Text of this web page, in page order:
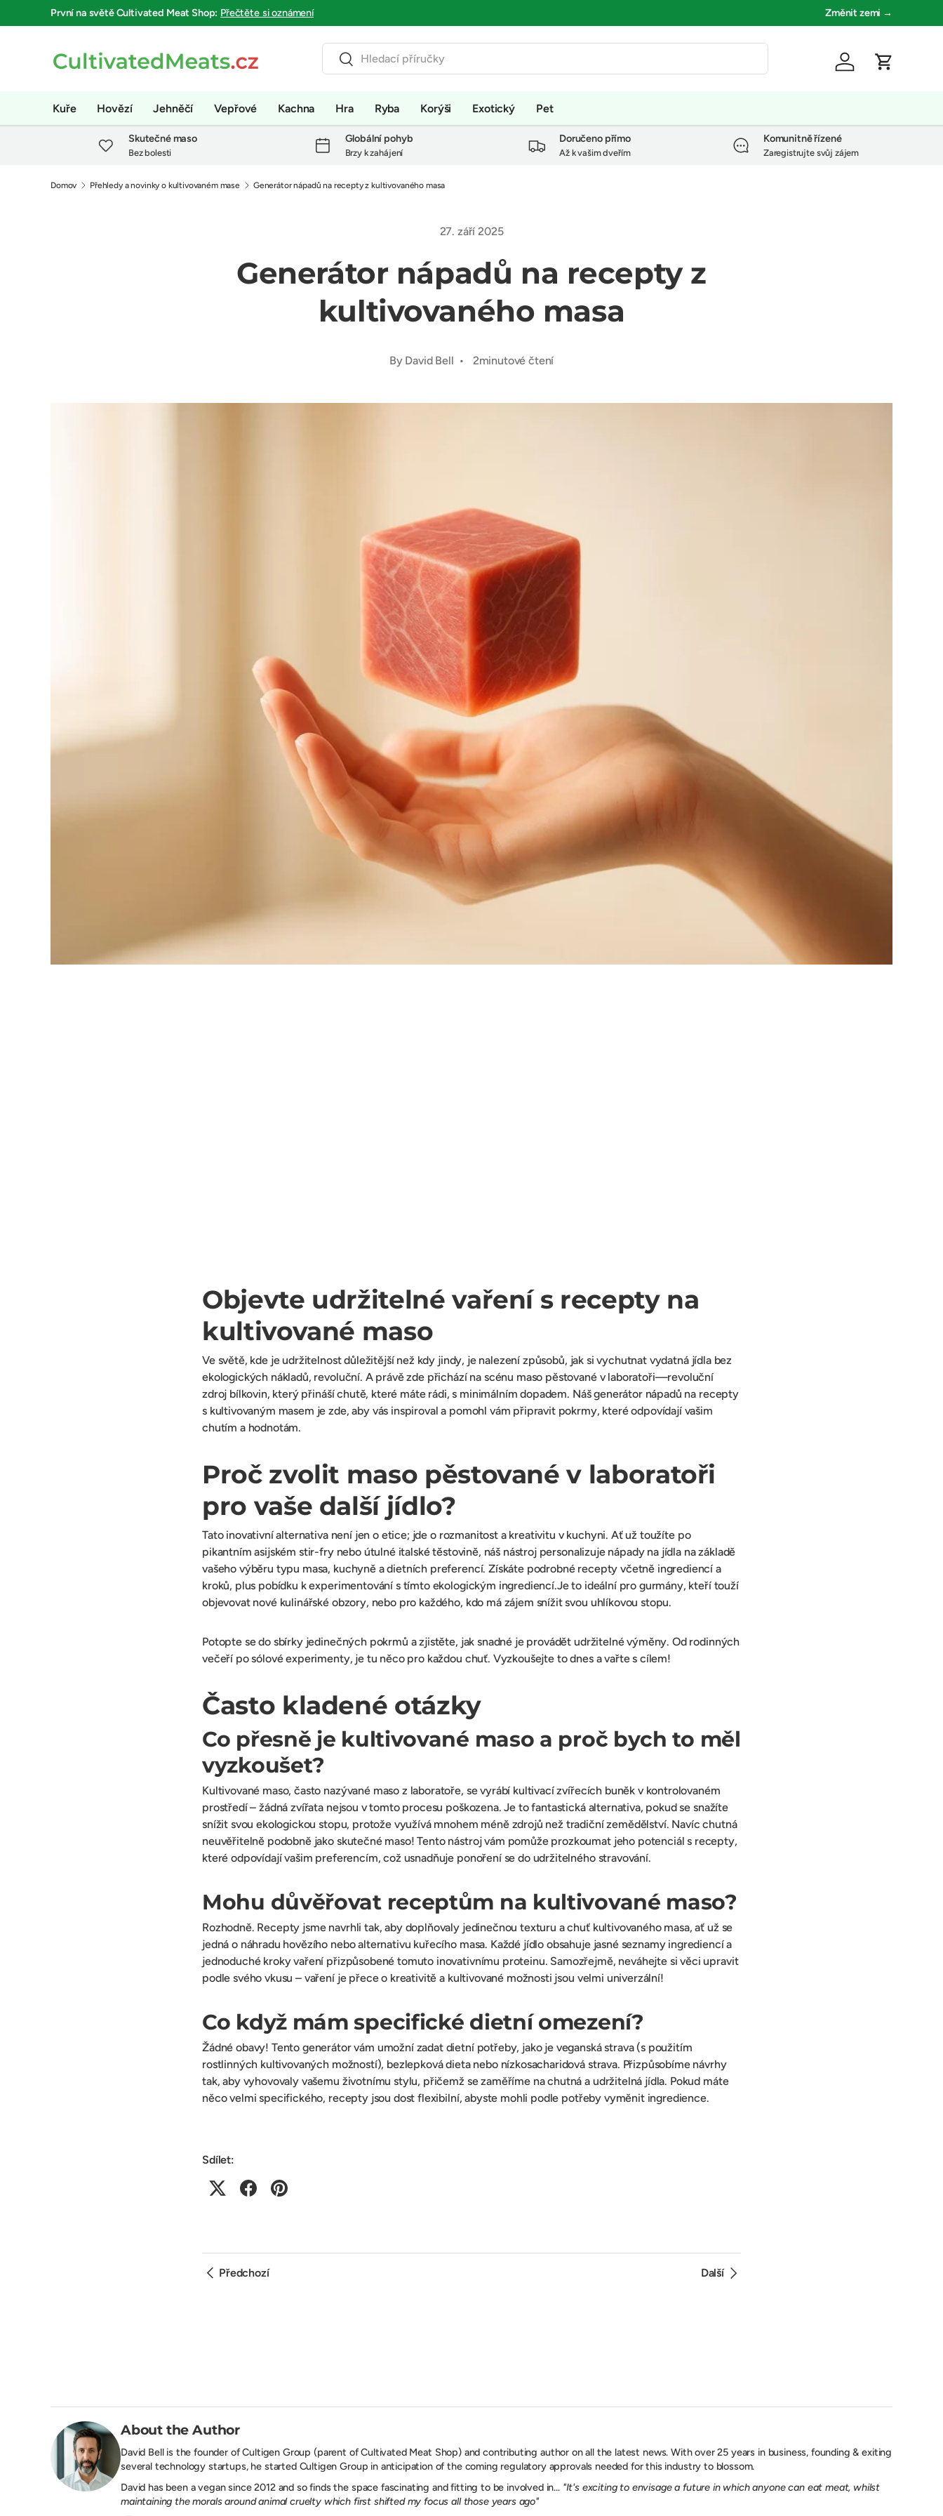
Přejít na obsah
První na světěCultivated Meat Shop: Přečtěte si oznámení Změnit zemi →
Hledat
Hledat
Přihlásit seKošík
Kuře Hovězí Jehněčí Vepřové Kachna Hra Ryba Korýši Exotický Pet
Skutečné maso
Bez bolesti
Globální pohyb
Brzy k zahájení
Doručeno přímo
Až k vašim dveřím
Komunitně řízené
Zaregistrujte svůj zájem
Domov Přehledy a novinky o kultivovaném mase Generátor nápadů na recepty z kultivovaného masa
27. září 2025
Generátor nápadů na recepty z
kultivovaného masa
By David Bell • 2minutové čtení
Objevte udržitelné vaření s recepty na
kultivované maso
Ve světě, kde je udržitelnost důležitější než kdy jindy, je nalezení způsobů, jak si vychutnat vydatná jídla bez
ekologických nákladů, revoluční. A právě zde přichází na scénu maso pěstované v laboratoři—revoluční
zdroj bílkovin, který přináší chutě, které máte rádi, s minimálním dopadem. Náš generátor nápadů na recepty
s kultivovaným masem je zde, aby vás inspiroval a pomohl vám připravit pokrmy, které odpovídají vašim
chutím a hodnotám.
Proč zvolit maso pěstované v laboratoři
pro vaše další jídlo?
Tato inovativní alternativa není jen o etice; jde o rozmanitost a kreativitu v kuchyni. Ať už toužíte po
pikantním asijském stir-fry nebo útulné italské těstovině, náš nástroj personalizuje nápady na jídla na základě
vašeho výběru typu masa, kuchyně a dietních preferencí. Získáte podrobné recepty včetně ingrediencí a
kroků, plus pobídku k experimentování s tímto ekologickým ingrediencí.Je to ideální pro gurmány, kteří touží
objevovat nové kulinářské obzory, nebo pro každého, kdo má zájem snížit svou uhlíkovou stopu.
Potopte se do sbírky jedinečných pokrmů a zjistěte, jak snadné je provádět udržitelné výměny. Od rodinných
večeří po sólové experimenty, je tu něco pro každou chuť. Vyzkoušejte to dnes a vařte s cílem!
Často kladené otázky
Co přesně je kultivované maso a proč bych to měl
vyzkoušet?
Kultivované maso, často nazývané maso z laboratoře, se vyrábí kultivací zvířecích buněk v kontrolovaném
prostředí – žádná zvířata nejsou v tomto procesu poškozena. Je to fantastická alternativa, pokud se snažíte
snížit svou ekologickou stopu, protože využívá mnohem méně zdrojů než tradiční zemědělství. Navíc chutná
neuvěřitelně podobně jako skutečné maso! Tento nástroj vám pomůže prozkoumat jeho potenciál s recepty,
které odpovídají vašim preferencím, což usnadňuje ponoření se do udržitelného stravování.
Mohu důvěřovat receptům na kultivované maso?
Rozhodně. Recepty jsme navrhli tak, aby doplňovaly jedinečnou texturu a chuť kultivovaného masa, ať už se
jedná o náhradu hovězího nebo alternativu kuřecího masa. Každé jídlo obsahuje jasné seznamy ingrediencí a
jednoduché kroky vaření přizpůsobené tomuto inovativnímu proteinu. Samozřejmě, neváhejte si věci upravit
podle svého vkusu – vaření je přece o kreativitě a kultivované možnosti jsou velmi univerzální!
Co když mám specifické dietní omezení?
Žádné obavy! Tento generátor vám umožní zadat dietní potřeby, jako je veganská strava (s použitím
rostlinných kultivovaných možností), bezlepková dieta nebo nízkosacharidová strava. Přizpůsobíme návrhy
tak, aby vyhovovaly vašemu životnímu stylu, přičemž se zaměříme na chutná a udržitelná jídla. Pokud máte
něco velmi specifického, recepty jsou dost flexibilní, abyste mohli podle potřeby vyměnit ingredience.
Sdílet:
Předchozí Další
About the Author
David Bell is the founder ofCultigen Group (parent of Cultivated Meat Shop) and contributing author on all the latest news. With over 25 years in business, founding & exiting
several technology startups, he started Cultigen Group in anticipation of the coming regulatory approvals needed for this industry to blossom.
David has been a vegan since 2012 and so finds the space fascinating and fitting to be involved in... "It's exciting to envisage a future in which anyone can eat meat, whilst
maintaining the morals around animal cruelty which first shifted my focus all those years ago"